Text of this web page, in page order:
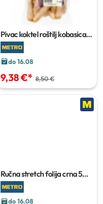
Pivac koktel roštilj kobasica
vakuum pakiranje cca 700 g
do 16.08
9,38 €* 8,50 €
Ručna stretch folija crna500
mm/23 my, 5 kg
do 16.08